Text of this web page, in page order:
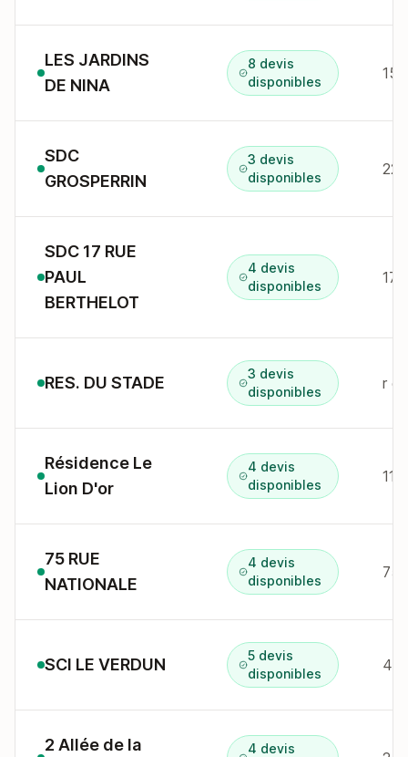
LES JARDINS
DE NINA
8 devis
disponibles
SDC
GROSPERRIN
3 devis
disponibles
22
SDC 17 RUE
PAUL
BERTHELOT
4 devis
disponibles
17
RES. DU STADE
3 devis
disponibles
r
Résidence Le
Lion D'or
4 devis
disponibles
75 RUE
NATIONALE
4 devis
disponibles
SCI LE VERDUN
5 devis
disponibles
48
2 Allée de la
4 devis